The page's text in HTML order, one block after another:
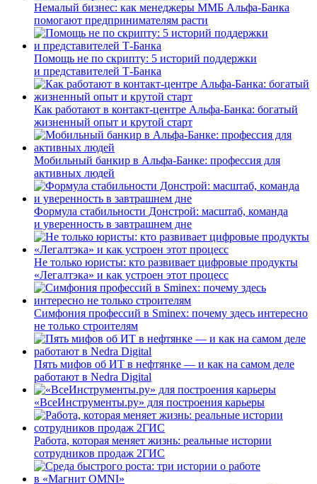
Немалый бизнес: как менеджеры ММБ Альфа-Банка
помогают предпринимателям расти
Помощь не по скрипту: 5 историй поддержки
и представителей Т-Банка
Как работают в контакт-центре Альфа-Банка: богатый
жизненный опыт и крутой старт
Мобильный банкир в Альфа-Банке: профессия для
активных людей
Формула стабильности Донстрой: масштаб, команда
и уверенность в завтрашнем дне
Не только юристы: кто развивает цифровые продукты
«Легалтэка» и как устроен этот процесс
Симфония профессий в Sminex: почему здесь интересно
не только строителям
Пять мифов об ИТ в нефтянке — и как на самом деле
работают в Nedra Digital
«ВсеИнструменты.ру» для построения карьеры
Работа, которая меняет жизнь: реальные истории
сотрудников продаж 2ГИС